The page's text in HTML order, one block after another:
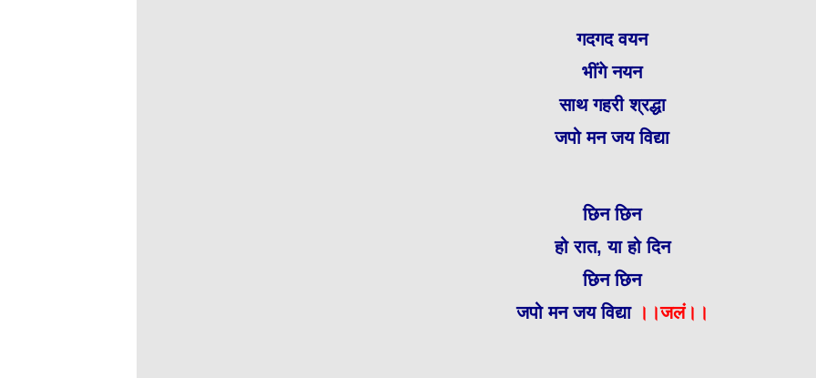
गदगद वयन
भींगे नयन
साथ गहरी श्रद्धा
जपो मन जय विद्या
छिन छिन
हो रात, या हो दिन
छिन छिन
जपो मन जय विद्या।।जलं।।